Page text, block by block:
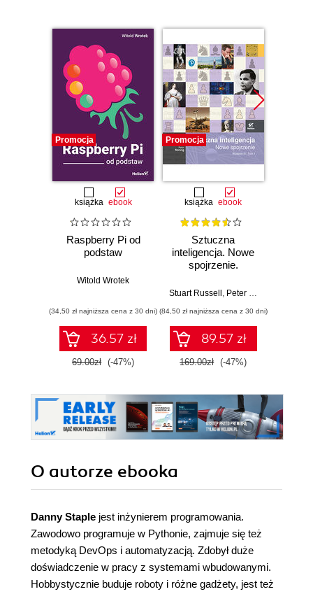
Promocja
książka ebook
Raspberry Pi od
podstaw
Witold Wrotek
(34,50 zł najniższa cena z 30 dni)
36.57 zł
69.00zł (-47%)
Promocja
książka ebook
Sztuczna
inteligencja. Nowe
spojrzenie.
Stuart Russell Peter Norvig
(84,50 zł najniższa cena z 30 dni)
89.57 zł
169.00zł (-47%)
O autorze ebooka
Danny Staple jest inżynierem programowania.
Zawodowo programuje w Pythonie, zajmuje się też
metodyką DevOps i automatyzacją. Zdobył duże
doświadczenie w pracy z systemami wbudowanymi.
Hobbystycznie buduje roboty i różne gadżety, jest też